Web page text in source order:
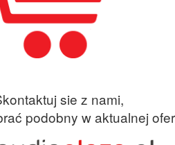
sie z nami,
podobny w aktualnej